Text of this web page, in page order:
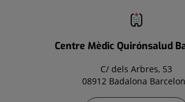
Centre Mèdic Quirónsalud
C/ dels Arbres, 53
08912 Badalona